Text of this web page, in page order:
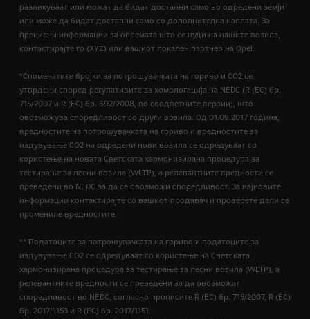
разликуваат или можат да бидат достапни само во одредени земји
или може да бидат достапни само со дополнителна наплата. За
прецизни информации за опремата што се нуди на нашите возила,
контактирајте го (XYZ) или вашиот локален партнер на Opel.
*Споменатите бројки за потрошувачката на гориво и CO2 се
утврдени според регулативите за хомологација на NEDC (R (EC) бр.
715/2007 и R (EC) бр. 692/2008, во соодветните верзии), што
овозможува споредливост со други возила. Од 01.09.2017 година,
вредностите на потрошувачката на гориво и вредностите за
издувување CO2 на одредени нови возила се одредуваат со
користење на новата Светската хармонизирана процедура за
тестирање за лесни возила (WLTP), а релевантните вредности се
преведени во NEDC за да се овозможи споредливост. За најновите
информации контактирајте со вашиот продавач и проверете дали се
промениле вредностите.
** Податоците за потрошувачката на гориво и податоците за
издувување CO2 се одредуваат со користење на Светската
хармонизирана процедура за тестирање за лесни возила (WLTP), а
релевантните вредности се преведени за да овозможат
споредливост во NEDC, согласно прописите R (EC) бр. 715/2007, R (EC)
бр. 2017/1153 и R (EC) бр. 2017/1151.